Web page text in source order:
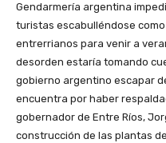
Gendarmería argentina
turistas escabulléndose
entrerrianos para venir a
desorden estaría tomando
gobierno argentino escapar
encuentra por haber
gobernador de Entre Ríos,
construcción de las plantas